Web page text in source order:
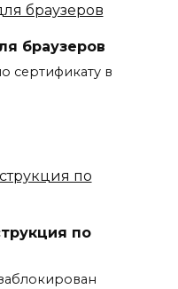
браузеров
сертификату в
по